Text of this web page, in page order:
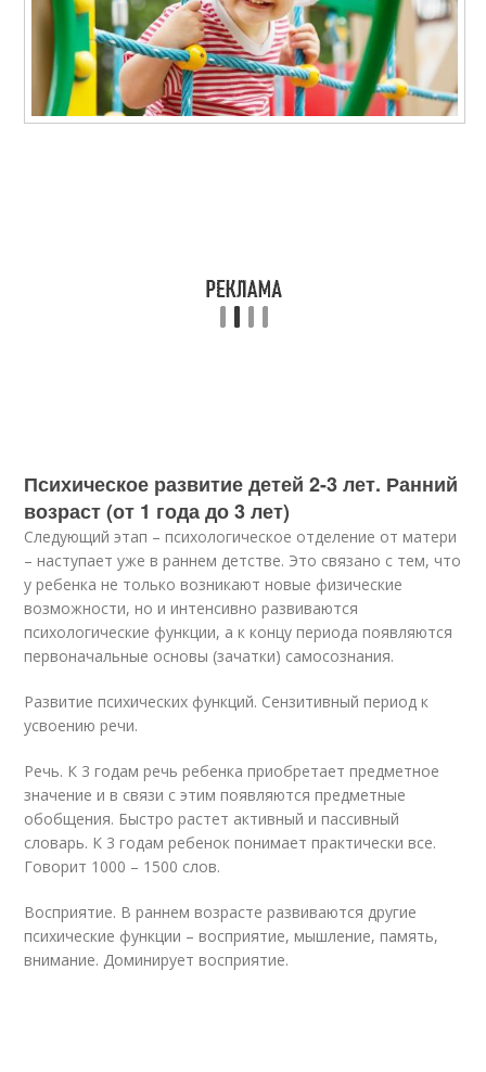
Психическое развитие детей 2-3 лет. Ранний
возраст (от 1 года до 3 лет)
Следующий этап – психологическое отделение от матери
– наступает уже в раннем детстве. Это связано с тем, что
у ребенка не только возникают новые физические
возможности, но и интенсивно развиваются
психологические функции, а к концу периода появляются
первоначальные основы (зачатки) самосознания.
Развитие психических функций. Сензитивный период к
усвоению речи.
Речь. К 3 годам речь ребенка приобретает предметное
значение и в связи с этим появляются предметные
обобщения. Быстро растет активный и пассивный
словарь. К 3 годам ребенок понимает практически все.
Говорит 1000 – 1500 слов.
Восприятие. В раннем возрасте развиваются другие
психические функции – восприятие, мышление, память,
внимание. Доминирует восприятие.